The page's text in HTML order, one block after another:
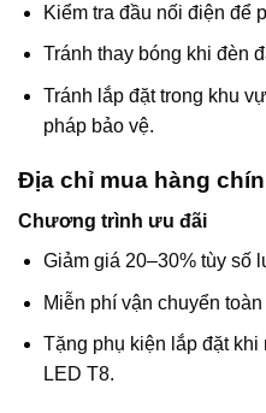
Kiểm tra đầu nối điện để
Tránh thay bóng khi đèn
Tránh lắp đặt trong khu
pháp bảo vệ.
Địa chỉ mua hàng
Chương trình ưu đãi
Giảm giá 20–30% tùy số
Miễn phí vận chuyển
Tặng phụ kiện lắp đặt khi
LED T8.